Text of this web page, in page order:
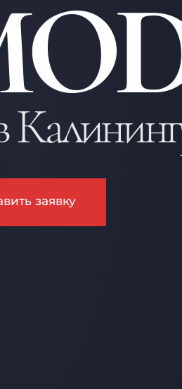
заявку